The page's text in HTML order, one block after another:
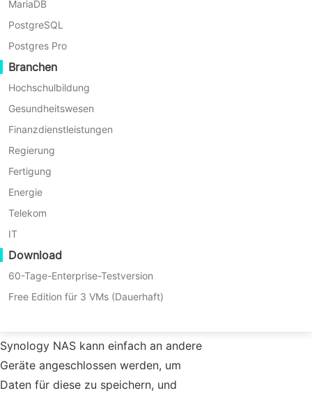
MariaDB
PostgreSQL
Postgres Pro
Branchen
Hochschulbildung
Gesundheitswesen
Finanzdienstleistungen
Regierung
Fertigung
Energie
Telekom
IT
Download
60-Tage-Enterprise-Testversion
Free Edition für 3 VMs (Dauerhaft)
Häufig
Fragen
Zusammenfassung
Business vorgestellt und dabei
geholfen, die beste Alternative dazu
zu finden, um die Datensicherheit in
Unternehmen zu verbessern.
Funktionen von
Synology Active Backup
for Business
Synology NAS kann einfach an andere
Geräte angeschlossen werden, um
Daten für diese zu speichern, und